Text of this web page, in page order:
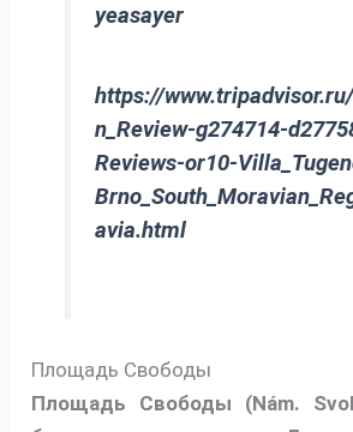
yeasayer
https://
n_Review-g274714-
Reviews-or10-
avia.html
Площадь Свободы
Площадь Свободы (Nám.